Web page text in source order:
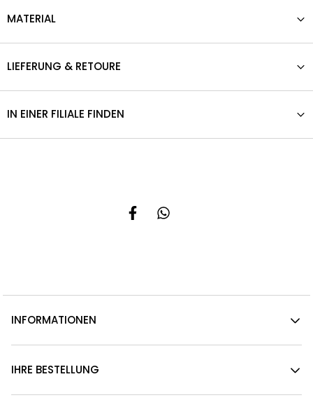
MATERIAL
LIEFERUNG & RETOURE
IN EINER FILIALE FINDEN
INFORMATIONEN
IHRE BESTELLUNG